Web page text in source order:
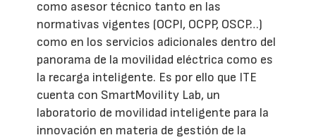
como asesor técnico tanto en las
normativas vigentes (OCPI, OCPP, OSCP…)
como en los servicios adicionales dentro del
panorama de la movilidad eléctrica como es
la recarga inteligente. Es por ello que ITE
cuenta con SmartMovility Lab, un
laboratorio de movilidad inteligente para la
innovación en materia de gestión de la